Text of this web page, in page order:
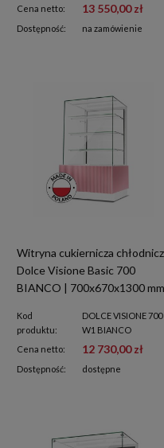
Cena netto:
13 550,00 zł
Dostępność: na zamówienie
Witryna cukiernicza
Dolce Visione Basic 700
BIANCO | 700x670x1300 mm
Kod
produktu:
DOLCE VISIONE 700
W1 BIANCO
Cena netto:
12 730,00 zł
Dostępność: dostępne